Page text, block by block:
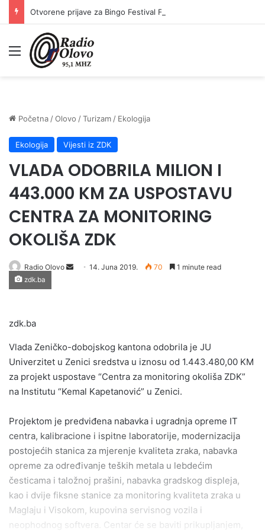
Meni
Početna /Olovo /Turizam / Ekologija
Ekologija Vijesti iz ZDK
VLADA ODOBRILA MILION I
443.000 KM ZA USPOSTAVU
CENTRA ZA MONITORING
OKOLIŠA ZDK
Radio Olovo
Send14. Juna 2019. 70 1 minute read
zdk.ba
zdk.ba
Vlada Zeničko-dobojskog kantona odobrila je JU
Univerzitet u Zenici sredstva u iznosu od 1.443.480,00 KM
za projekt uspostave “Centra za monitoring okoliša ZDK”
na Institutu “Kemal Kapetanović” u Zenici.
Projektom je predviđena nabavka i ugradnja opreme IT
centra, kalibracione i ispitne laboratorije, modernizacija
postojećih stanica za mjerenje kvaliteta zraka, nabavka
opreme za određivanje teških metala u lebdećim
česticama i taložnoj prašini, nabavka gradskog displeja,
kao i dvije fiksne stanice za monitoring kvaliteta zraka u
Maglaju i Visokom, kupovina servisnog vozila i
neophodnog softvera. Centar će se baviti prikupljanjem,